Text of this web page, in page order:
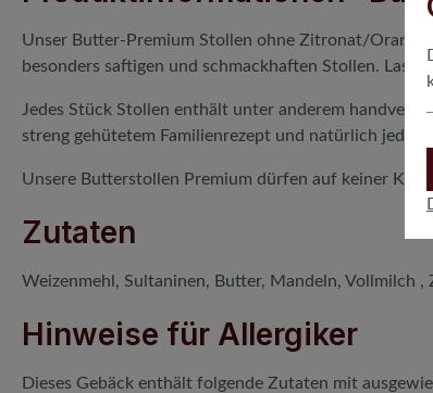
Unser Butter-Premium Stollen ohne Zitronat/
besonders saftigen und schmackhaften Stollen.
Jedes Stück Stollen enthält unter anderem
streng gehütetem Familienrezept und natürlich jede
Unsere Butterstollen Premium dürfen auf keiner
Zutaten
Weizenmehl, Sultaninen, Butter, Mandeln, Vollmilch
Hinweise für Allergiker
Dieses Gebäck enthält folgende Zutaten mit